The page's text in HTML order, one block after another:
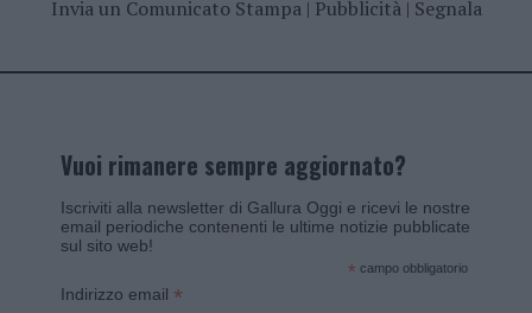
Invia un Comunicato Stampa| Pubblicità| Segnala
Vuoi rimanere sempre aggiornato?
Iscriviti alla newsletter di Gallura Oggi e ricevi le nostre
email periodiche contenenti le ultime notizie pubblicate
sul sito web!
* campo obbligatorio
Indirizzo email *